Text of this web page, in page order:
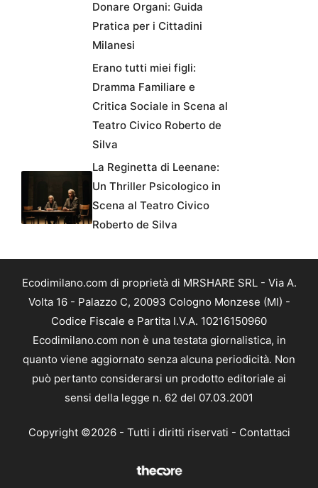
Donare Organi: Guida
Pratica per i Cittadini
Milanesi
Erano tutti miei figli:
Dramma Familiare e
Critica Sociale in Scena al
Teatro Civico Roberto de
Silva
La Reginetta di Leenane:
Un Thriller Psicologico in
Scena al Teatro Civico
Roberto de Silva
Ecodimilano.com di proprietà di MRSHARE SRL - Via A.
Volta 16 - Palazzo C, 20093 Cologno Monzese (MI) -
Codice Fiscale e Partita I.V.A. 10216150960
Ecodimilano.com non è una testata giornalistica, in
quanto viene aggiornato senza alcuna periodicità. Non
può pertanto considerarsi un prodotto editoriale ai
sensi della legge n. 62 del 07.03.2001
Copyright ©2026 - Tutti i diritti riservati - Contattaci